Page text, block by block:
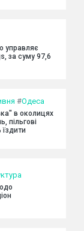
управляє
за суму 97,6
#Одеса
в околицях
пільгові
їздити